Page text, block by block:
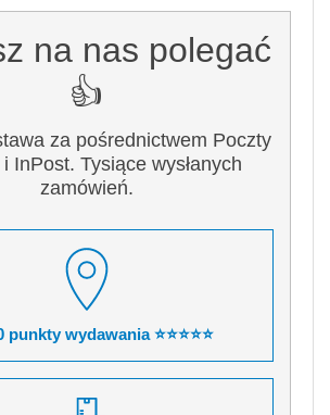
na nas polegać
👍
za pośrednictwem Poczty
InPost. Tysiące wysłanych
zamówień.
punkty wydawania ⭐⭐⭐⭐⭐